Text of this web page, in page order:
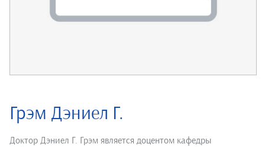
Грэм Дэниел Г.
Доктор Дэниел Г. Грэм является доцентом кафедры